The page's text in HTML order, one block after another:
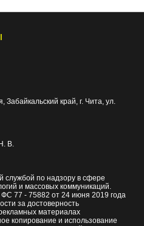
Забайкальский край, г. Чита, ул.
В.
службой по надзору в сфере
и массовых коммуникаций.
77 - 75882 от 24 июня 2019 года
за достоверность
материалах
копирование и использование